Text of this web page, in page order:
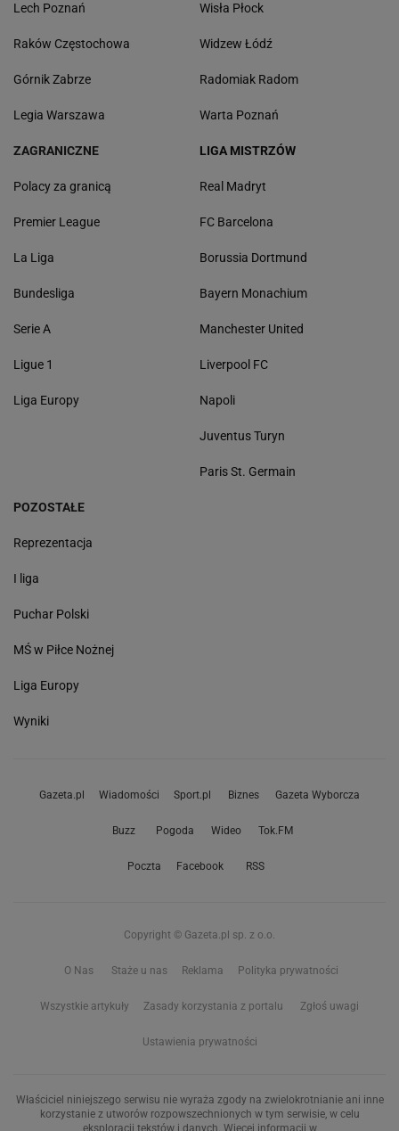
Lech Poznań
Raków Częstochowa
Górnik Zabrze
Legia Warszawa
Wisła Płock
Widzew Łódź
Radomiak Radom
Warta Poznań
ZAGRANICZNE
Polacy za granicą
Premier League
La Liga
Bundesliga
Serie A
Ligue 1
Liga Europy
LIGA MISTRZÓW
Real Madryt
FC Barcelona
Borussia Dortmund
Bayern Monachium
Manchester United
Liverpool FC
Napoli
Juventus Turyn
Paris St. Germain
POZOSTAŁE
Reprezentacja
I liga
Puchar Polski
MŚ w Piłce Nożnej
Liga Europy
Wyniki
Gazeta.pl Wiadomości Sport.pl Biznes Gazeta Wyborcza
Buzz Pogoda Wideo Tok.FM
Poczta Facebook RSS
Copyright © Gazeta.pl sp. z o.o.
O Nas Staże u nas Reklama Polityka prywatności
Wszystkie artykuły Zasady korzystania z portalu Zgłoś uwagi
Ustawienia prywatności
Właściciel niniejszego serwisu nie wyraża zgody na zwielokrotnianie ani inne
korzystanie z utworów rozpowszechnionych w tym serwisie, w celu
eksploracji tekstów i danych. Więcej informacji w